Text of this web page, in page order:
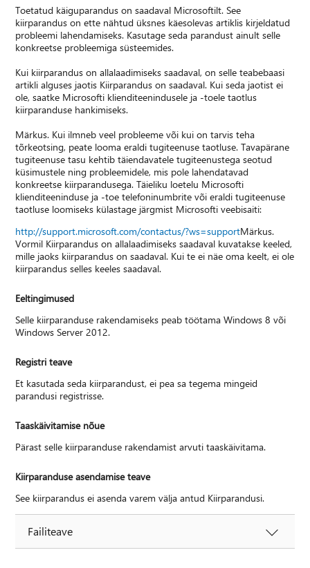
Toetatud käiguparandus on saadaval Microsoftilt. See
kiirparandus on ette nähtud üksnes käesolevas artiklis kirjeldatud
probleemi lahendamiseks. Kasutage seda parandust ainult selle
konkreetse probleemiga süsteemides.
Kui kiirparandus on allalaadimiseks saadaval, on selle teabebaasi
artikli alguses jaotis Kiirparandus on saadaval. Kui seda jaotist ei
ole, saatke Microsofti klienditeenindusele ja -toele taotlus
kiirparanduse hankimiseks.
Märkus. Kui ilmneb veel probleeme või kui on tarvis teha
tõrkeotsing, peate looma eraldi tugiteenuse taotluse. Tavapärane
tugiteenuse tasu kehtib täiendavatele tugiteenustega seotud
küsimustele ning probleemidele, mis pole lahendatavad
konkreetse kiirparandusega. Täieliku loetelu Microsofti
klienditeeninduse ja -toe telefoninumbrite või eraldi tugiteenuse
taotluse loomiseks külastage järgmist Microsofti veebisaiti:
http://support.microsoft.com/contactus/?ws=supportMärkus.
Vormil Kiirparandus on allalaadimiseks saadaval kuvatakse keeled,
mille jaoks kiirparandus on saadaval. Kui te ei näe oma keelt, ei ole
kiirparandus selles keeles saadaval.
Eeltingimused
Selle kiirparanduse rakendamiseks peab töötama Windows 8 või
Windows Server 2012.
Registri teave
Et kasutada seda kiirparandust, ei pea sa tegema mingeid
parandusi registrisse.
Taaskäivitamise nõue
Pärast selle kiirparanduse rakendamist arvuti taaskäivitama.
Kiirparanduse asendamise teave
See kiirparandus ei asenda varem välja antud Kiirparandusi.
Failiteave